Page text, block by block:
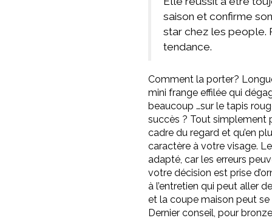
saison et confirme
star chez les people.
tendance.
Comment la porter?
mini frange effilée qui
beaucoup …sur le tapis
succès ? Tout simplement
cadre du regard et qu’en
caractère à votre visage.
adapté, car les erreurs
votre décision est prise
à l’entretien qui peut aller
et la coupe maison peut se
Dernier conseil, pour